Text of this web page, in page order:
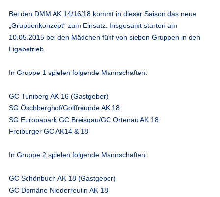
Bei den DMM AK 14/16/18kommt in dieser Saison das neue
„Gruppenkonzept“ zum Einsatz. Insgesamt starten am
10.05.2015 bei den Mädchen fünf von sieben Gruppen in den
Ligabetrieb.
In Gruppe 1 spielen folgende Mannschaften:
GC Tuniberg AK 16 (Gastgeber)
SG Öschberghof/Golffreunde AK 18
SG Europapark GC Breisgau/GC Ortenau AK 18
Freiburger GC AK14 & 18
In Gruppe 2 spielen folgende Mannschaften:
GC Schönbuch AK 18 (Gastgeber)
GC Domäne Niederreutin AK 18